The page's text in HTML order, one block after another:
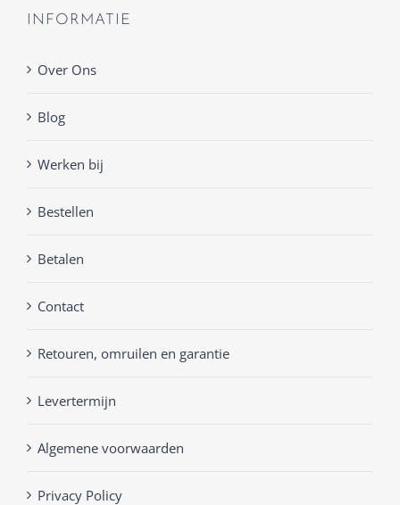
INFORMATIE
Over Ons
Blog
Werken bij
Bestellen
Betalen
Contact
Retouren, omruilen en garantie
Levertermijn
Algemene voorwaarden
Privacy Policy